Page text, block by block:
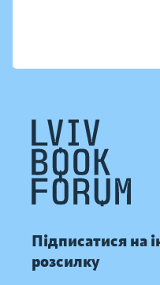
Підписатися на
розсилку